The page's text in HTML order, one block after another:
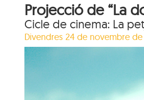
Projecció de “La
Cicle de cinema: La
Divendres 24 de novembre de